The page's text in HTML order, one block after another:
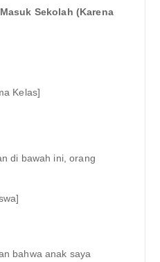
Sekolah (Karena
Kelas]
di bawah ini, orang
bahwa anak saya